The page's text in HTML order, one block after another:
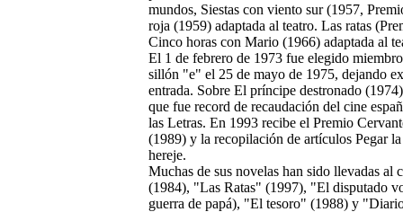
mundos, Siestas con viento sur (1957,
roja (1959) adaptada al teatro. Las ratas
Cinco horas con Mario (1966) adaptada al
El 1 de febrero de 1973 fue elegido
sillón "e" el 25 de mayo de 1975, dejando
entrada. Sobre El príncipe destronado
que fue record de recaudación del cine
las Letras. En 1993 recibe el Premio
(1989) y la recopilación de artículos Pegar
hereje.
Muchas de sus novelas han sido llevadas
(1984), "Las Ratas" (1997), "El disputado
guerra de papá), "El tesoro" (1988) y